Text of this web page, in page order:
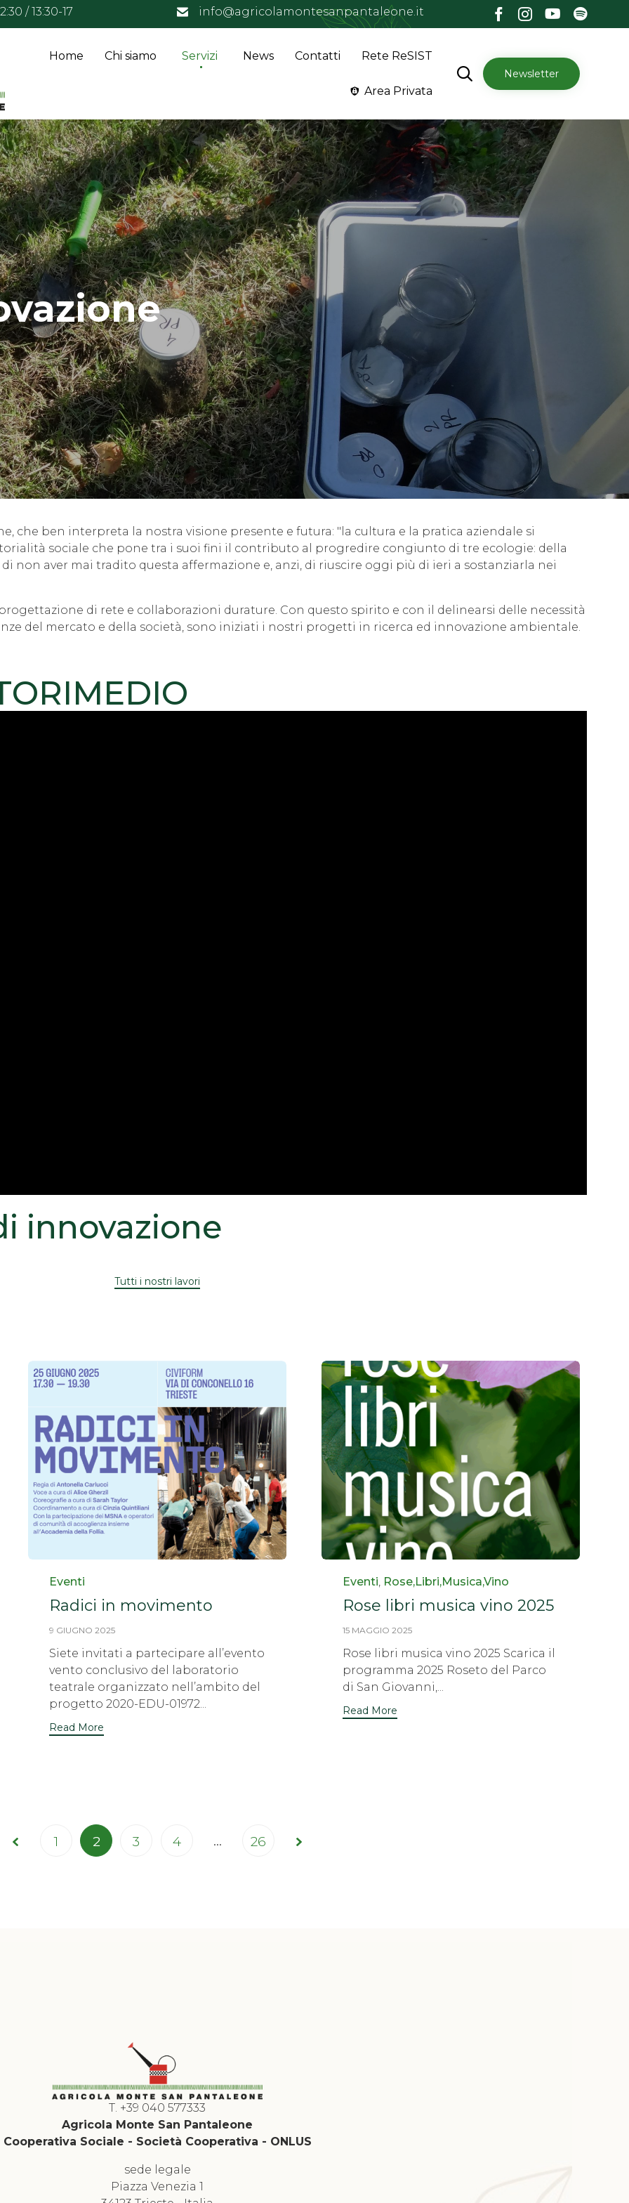
/ 13:30-17 info@agricolamontesanpantaleone.it
content
Home Chi siamo Servizi News Contatti Rete ReSIST
Area Privata
 Newsletter
che ben interpreta la nostra visione presente e futura: "la cultura e la pratica aziendale si
sociale che pone tra i suoi fini il contributo al progredire congiunto di tre ecologie: della
non aver mai tradito questa affermazione e, anzi, di riuscire oggi più di ieri a sostanziarla nei
di rete e collaborazioni durature. Con questo spirito e con il delinearsi delle necessità
del mercato e della società, sono iniziati i nostri progetti in ricerca ed innovazione ambientale.
innovazione
Tutti i nostri lavori
Category
Eventi
Radici in movimento
9 GIUGNO 2025
Siete invitati a partecipare all’evento
vento conclusivo del laboratorio
teatrale organizzato nell’ambito del
progetto 2020-EDU-01972...
Read More
Category
Eventi Rose,Libri,Musica,Vino
Rose libri musica vino 2025
15 MAGGIO 2025
Rose libri musica vino 2025 Scarica il
programma 2025 Roseto del Parco
di San Giovanni,...
Read More
Page
1 2 3 4 … 26
Iscriviti alla nostra newsletter
T. +39 040 577333
Agricola Monte San Pantaleone
Cooperativa Sociale - Società Cooperativa - ONLUS
sede legale
Piazza Venezia 1